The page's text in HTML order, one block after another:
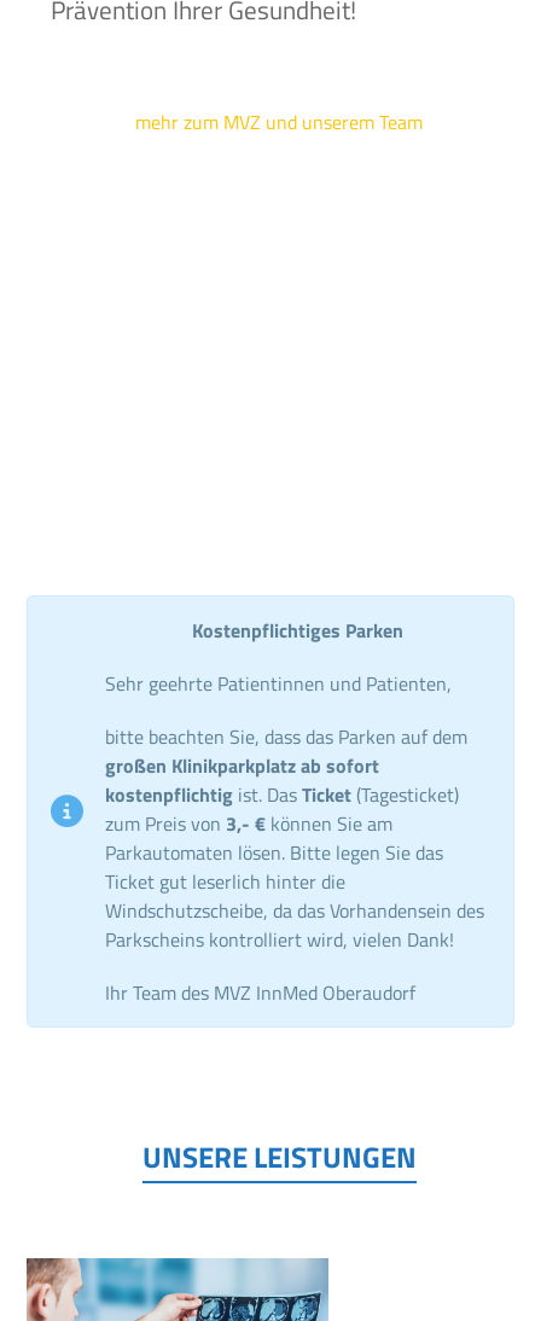
Prävention Ihrer Gesundheit!
mehr zum MVZ und unserem Team
Kostenpflichtiges Parken
Sehr geehrte Patientinnen und Patienten,
bitte beachten Sie, dass das Parken auf dem
großen Klinikparkplatz ab sofort
kostenpflichtig ist. DasTicket (Tagesticket)
zum Preis von 3,- € können Sie am
Parkautomaten lösen. Bitte legen Sie das
Ticket gut leserlich hinter die
Windschutzscheibe, da das Vorhandensein des
Parkscheins kontrolliert wird, vielen Dank!
Ihr Team des MVZ InnMed Oberaudorf
UNSERE LEISTUNGEN